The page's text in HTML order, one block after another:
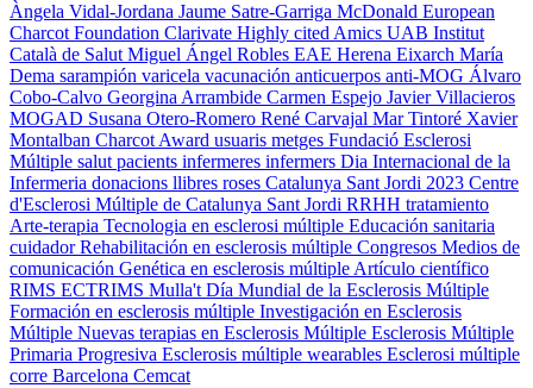
Àngela Vidal-Jordana Jaume Satre-Garriga McDonald European
Charcot Foundation Clarivate Highly cited Amics UAB Institut
Català de Salut Miguel Ángel Robles EAE Herena Eixarch María
Dema sarampión varicela vacunación anticuerpos anti-MOG Álvaro
Cobo-Calvo Georgina Arrambide Carmen Espejo Javier Villacieros
MOGAD Susana Otero-Romero René Carvajal Mar Tintoré Xavier
Montalban Charcot Award usuaris metges Fundació Esclerosi
Múltiple salut pacients infermeres infermers Dia Internacional de la
Infermeria donacions llibres roses Catalunya Sant Jordi 2023 Centre
d'Esclerosi Múltiple de Catalunya Sant Jordi RRHH tratamiento
Arte-terapia Tecnologia en esclerosi múltiple Educación sanitaria
cuidadorRehabilitación en esclerosis múltiple Congresos Medios de
comunicación Genética en esclerosis múltiple Artículo científico
RIMS ECTRIMS Mulla't Día Mundial de la Esclerosis Múltiple
Formación en esclerosis múltiple Investigación en Esclerosis
Múltiple Nuevas terapias en Esclerosis Múltiple Esclerosis Múltiple
Primaria Progresiva Esclerosis múltiple wearables Esclerosi múltiple
corre Barcelona Cemcat